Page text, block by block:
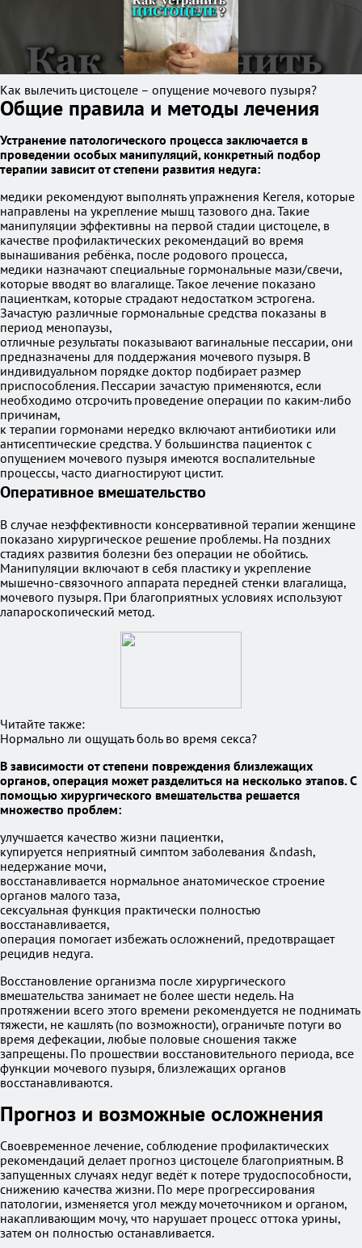
Как вылечить цистоцеле – опущение мочевого пузыря?
Общие правила и методы лечения
Устранение патологического процесса заключается в
проведении особых манипуляций, конкретный подбор
терапии зависит от степени развития недуга:
медики рекомендуют выполнять упражнения Кегеля, которые
направлены на укрепление мышц тазового дна. Такие
манипуляции эффективны на первой стадии цистоцеле, в
качестве профилактических рекомендаций во время
вынашивания ребёнка, после родового процесса,
медики назначают специальные гормональные мази/свечи,
которые вводят во влагалище. Такое лечение показано
пациенткам, которые страдают недостатком эстрогена.
Зачастую различные гормональные средства показаны в
период менопаузы,
отличные результаты показывают вагинальные пессарии, они
предназначены для поддержания мочевого пузыря. В
индивидуальном порядке доктор подбирает размер
приспособления. Пессарии зачастую применяются, если
необходимо отсрочить проведение операции по каким-либо
причинам,
к терапии гормонами нередко включают антибиотики или
антисептические средства. У большинства пациенток с
опущением мочевого пузыря имеются воспалительные
процессы, часто диагностируют цистит.
Оперативное вмешательство
В случае неэффективности консервативной терапии женщине
показано хирургическое решение проблемы. На поздних
стадиях развития болезни без операции не обойтись.
Манипуляции включают в себя пластику и укрепление
мышечно-связочного аппарата передней стенки влагалища,
мочевого пузыря. При благоприятных условиях используют
лапароскопический метод.
Читайте также:
Нормально ли ощущать боль во время секса?
В зависимости от степени повреждения близлежащих
органов, операция может разделиться на несколько этапов. С
помощью хирургического вмешательства решается
множество проблем:
улучшается качество жизни пациентки,
купируется неприятный симптом заболевания &ndash,
недержание мочи,
восстанавливается нормальное анатомическое строение
органов малого таза,
сексуальная функция практически полностью
восстанавливается,
операция помогает избежать осложнений, предотвращает
рецидив недуга.
Восстановление организма после хирургического
вмешательства занимает не более шести недель. На
протяжении всего этого времени рекомендуется не поднимать
тяжести, не кашлять (по возможности), ограничьте потуги во
время дефекации, любые половые сношения также
запрещены. По прошествии восстановительного периода, все
функции мочевого пузыря, близлежащих органов
восстанавливаются.
Прогноз и возможные осложнения
Своевременное лечение, соблюдение профилактических
рекомендаций делает прогноз цистоцеле благоприятным. В
запущенных случаях недуг ведёт к потере трудоспособности,
снижению качества жизни. По мере прогрессирования
патологии, изменяется угол между мочеточником и органом,
накапливающим мочу, что нарушает процесс оттока урины,
затем он полностью останавливается.